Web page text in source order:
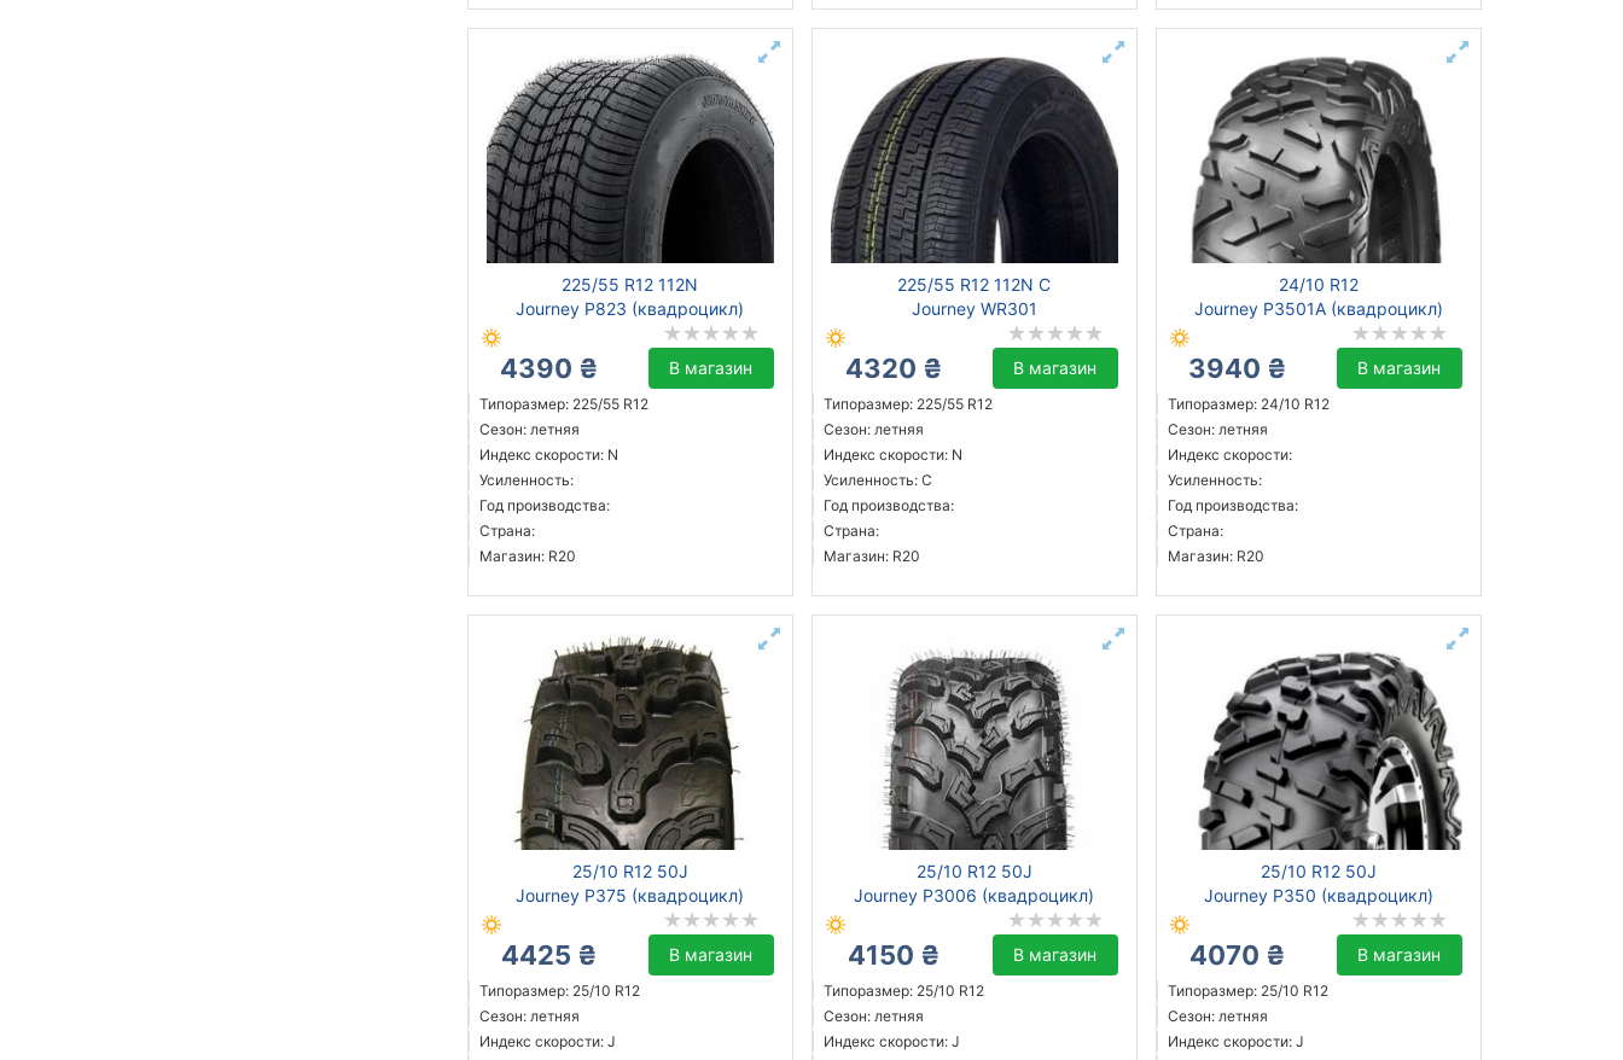
225/55 R12 112N
Journey P823 (квадроцикл)
4390 ₴ В магазин
Типоразмер: 225/55 R12
Сезон: летняя
Индекс скорости: N
Усиленность:
Год производства:
Страна:
Магазин: R20
225/55 R12 112N C
Journey WR301
4320 ₴ В магазин
Типоразмер: 225/55 R12
Сезон: летняя
Индекс скорости: N
Усиленность: C
Год производства:
Страна:
Магазин: R20
24/10 R12
Journey P3501A (квадроцикл)
3940 ₴ В магазин
Типоразмер: 24/10 R12
Сезон: летняя
Индекс скорости:
Усиленность:
Год производства:
Страна:
Магазин: R20
25/10 R12 50J
Journey P375 (квадроцикл)
4425 ₴ В магазин
Типоразмер: 25/10 R12
Сезон: летняя
Индекс скорости: J
25/10 R12 50J
Journey P3006 (квадроцикл)
4150 ₴ В магазин
Типоразмер: 25/10 R12
Сезон: летняя
Индекс скорости: J
25/10 R12 50J
Journey P350 (квадроцикл)
4070 ₴ В магазин
Типоразмер: 25/10 R12
Сезон: летняя
Индекс скорости: J